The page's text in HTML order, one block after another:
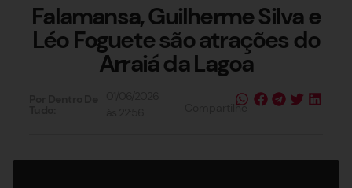
Falamansa, Guilherme Silva e
Léo Foguete são atrações do
Arraiá da Lagoa
Compartilhe